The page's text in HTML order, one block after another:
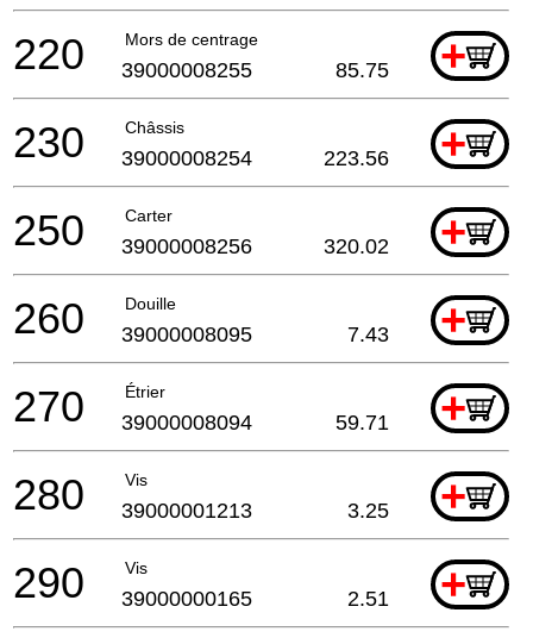
Mors de centrage +
220 39000008255 85.75
Châssis +
230 39000008254 223.56
Carter +
250 39000008256 320.02
Douille +
260 39000008095 7.43
Étrier +
270 39000008094 59.71
Vis +
280 39000001213 3.25
Vis +
290 39000000165 2.51